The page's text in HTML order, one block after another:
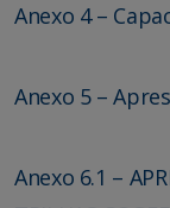
Anexo 4 –
Anexo 5 –
Anexo 6.1 –